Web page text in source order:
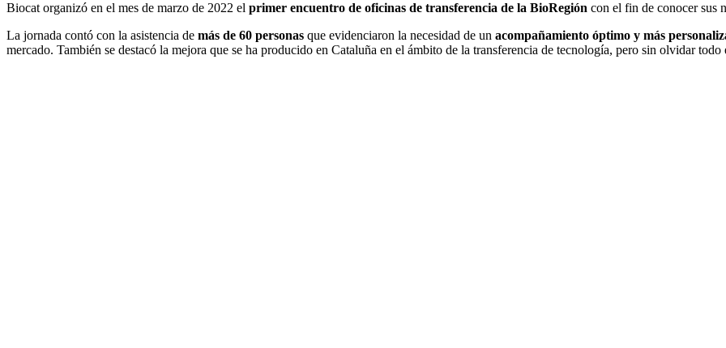
Biocat organizó en el mes de marzo de 2022 el primer encuentro de oficinas de transferencia de la BioRegión con el fin de conocer sus
La jornada contó con la asistencia de más de 60 personas que evidenciaron la necesidad de un acompañamiento óptimo y más
mercado. También se destacó la mejora que se ha producido en Cataluña en el ámbito de la transferencia de tecnología, pero sin olvidar